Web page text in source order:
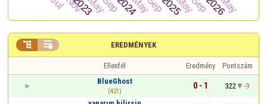
EREDMÉNYEK
 
Ellenfél Eredmény
Pontszám
BlueGhost
(421)
0 - 1 322
-9